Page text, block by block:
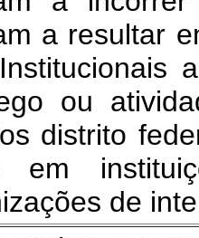
a resultar
ou
distrito
em
de